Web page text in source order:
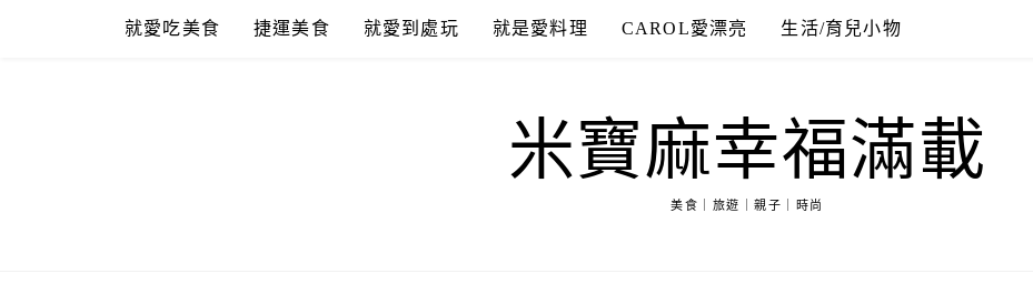
就愛吃美食 捷運美食 就愛到處玩 就是愛料理 CAROL愛漂亮 生活/育兒小物
米寶麻幸福滿載
美食｜旅遊｜親子｜時尚